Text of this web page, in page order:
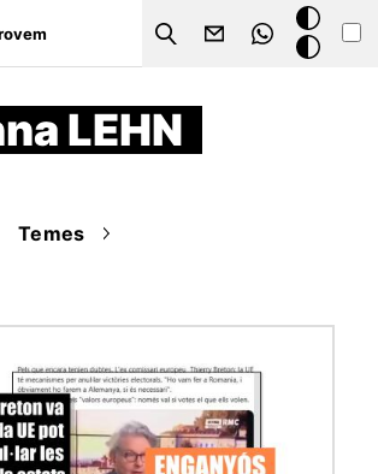
Search
Mode
fosc
LEHN
Temes